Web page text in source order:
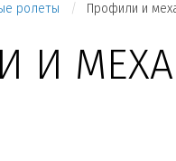
ролеты Профили и
И